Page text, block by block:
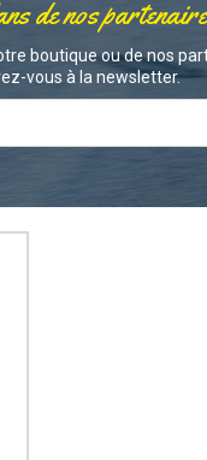
de nos
boutique ou de nos
vous à la newsletter.